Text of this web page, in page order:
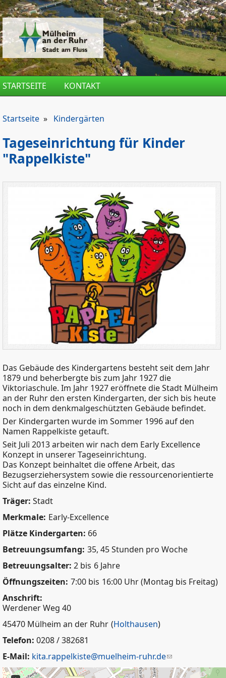
Direkt zum Inhalt
STARTSEITE KONTAKT
Startseite » Kindergärten
Tageseinrichtung für Kinder
"Rappelkiste"
Das Gebäude des Kindergartens besteht seit dem Jahr
1879 und beherbergte bis zum Jahr 1927 die
Viktoriaschule. Im Jahr 1927 eröffnete die Stadt Mülheim
an der Ruhr den ersten Kindergarten, der sich bis heute
noch in dem denkmalgeschützten Gebäude befindet.
Der Kindergarten wurde im Sommer 1996 auf den
Namen Rappelkiste getauft.
Seit Juli 2013 arbeiten wir nach dem Early Excellence
Konzept in unserer Tageseinrichtung.
Das Konzept beinhaltet die offene Arbeit, das
Bezugserziehersystem sowie die ressourcenorientierte
Sicht auf das einzelne Kind.
Träger: Stadt
Merkmale: Early-Excellence
Plätze Kindergarten: 66
Betreuungsumfang: 35, 45 Stunden pro Woche
Betreuungsalter: 2 bis 6 Jahre
Öffnungszeiten: 7:00 bis 16:00 Uhr (Montag bis Freitag)
Anschrift:
Werdener Weg 40
45470 Mülheim an der Ruhr (Holthausen)
Telefon: 0208 / 382681
E-Mail: kita.rappelkiste@muelheim-ruhr.de